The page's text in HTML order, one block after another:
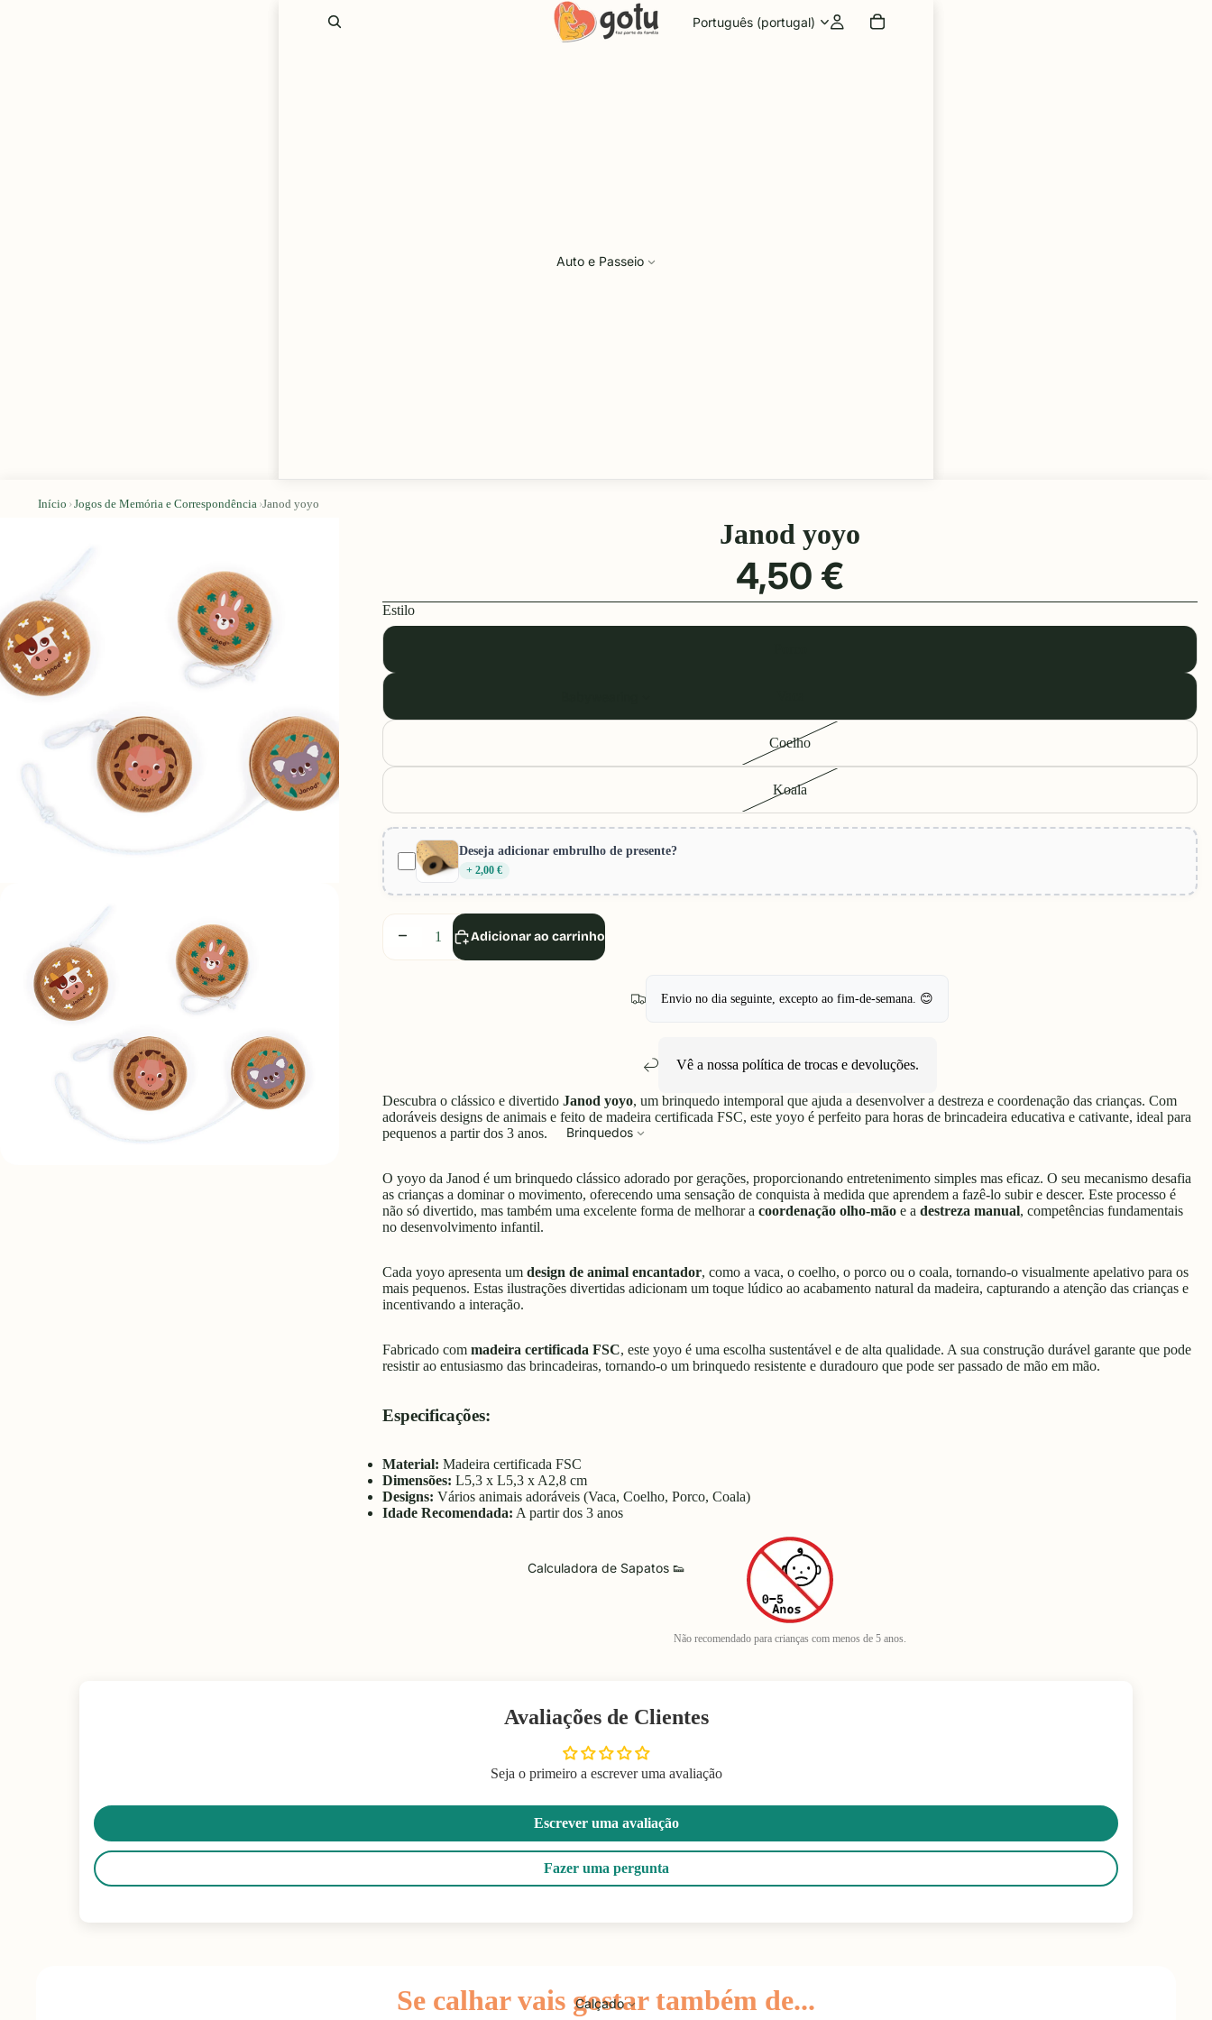
Idioma
Auto e Passeio
Brinquedos
Calculadora de Sapatos 👟
Calçado
Início ›Jogos de Memória e Correspondência ›Janod yoyo
Janod yoyo
4,50 €
Estilo
Coelho
Koala
Deseja adicionar embrulho de presente?
+ 2,00 €
Diminuir
quantidade
Aumentar
Adicionar ao carrinho
Envio no dia seguinte, excepto ao fim-de-semana. 😊
Vê a nossa política de trocas e devoluções.
Descubra o clássico e divertido Janod yoyo, um brinquedo intemporal que ajuda a desenvolver a destreza e coordenação das crianças. Com
adoráveis designs de animais e feito de madeira certificada FSC, este yoyo é perfeito para horas de brincadeira educativa e cativante, ideal para
pequenos a partir dos 3 anos.
O yoyo da Janod é um brinquedo clássico adorado por gerações, proporcionando entretenimento simples mas eficaz. O seu mecanismo desafia
as crianças a dominar o movimento, oferecendo uma sensação de conquista à medida que aprendem a fazê-lo subir e descer. Este processo é
não só divertido, mas também uma excelente forma de melhorar a coordenação olho-mão e a destreza manual, competências fundamentais
no desenvolvimento infantil.
Cada yoyo apresenta um design de animal encantador, como a vaca, o coelho, o porco ou o coala, tornando-o visualmente apelativo para os
mais pequenos. Estas ilustrações divertidas adicionam um toque lúdico ao acabamento natural da madeira, capturando a atenção das crianças e
incentivando a interação.
Fabricado com madeira certificada FSC, este yoyo é uma escolha sustentável e de alta qualidade. A sua construção durável garante que pode
resistir ao entusiasmo das brincadeiras, tornando-o um brinquedo resistente e duradouro que pode ser passado de mão em mão.
Especificações:
Material: Madeira certificada FSC
Dimensões: L5,3 x L5,3 x A2,8 cm
Designs: Vários animais adoráveis (Vaca, Coelho, Porco, Coala)
Idade Recomendada: A partir dos 3 anos
Não recomendado para crianças com menos de 5 anos.
Avaliações de Clientes
Seja o primeiro a escrever uma avaliação
Escrever uma avaliação
Fazer uma pergunta
Se calhar vais gostar também de...